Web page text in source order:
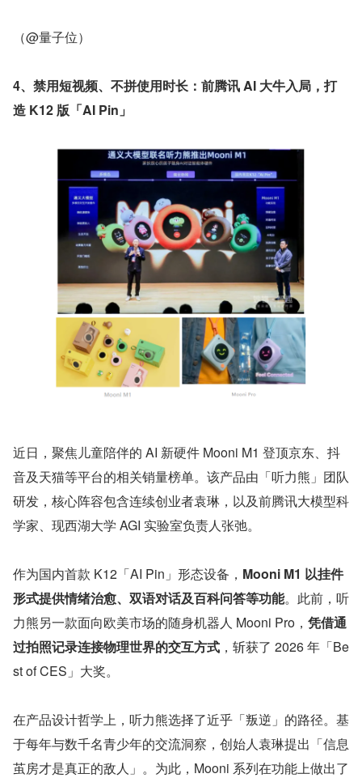
（@量子位）
4、禁用短视频、不拼使用时长：前腾讯 AI 大牛入局，打
造 K12 版「AI Pin」
近日，聚焦儿童陪伴的 AI 新硬件 Mooni M1 登顶京东、抖
音及天猫等平台的相关销量榜单。该产品由「听力熊」团队
研发，核心阵容包含连续创业者袁琳，以及前腾讯大模型科
学家、现西湖大学 AGI 实验室负责人张弛。
作为国内首款 K12「AI Pin」形态设备， Mooni M1 以挂件
形式提供情绪治愈、双语对话及百科问答等功能。此前，听
力熊另一款面向欧美市场的随身机器人 Mooni Pro， 凭借通
过拍照记录连接物理世界的交互方式 ，斩获了 2026 年「Be
st of CES」大奖。
在产品设计哲学上，听力熊选择了近乎「叛逆」的路径。基
于每年与数千名青少年的交流洞察，创始人袁琳提出「信息
茧房才是真正的敌人」。为此，Mooni 系列在功能上做出了